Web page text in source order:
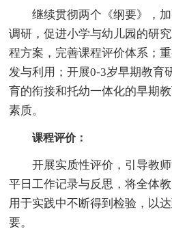
继续贯彻两个《纲要》，加
调研，促进小学与幼儿园的研
程方案，完善课程评价体系；
发与利用；开展0-3岁早期教育
育的衔接和托幼一体化的早期
素质。
课程评价：
开展实质性评价，引导教师
平日工作记录与反思，将全体
用于实践中不断得到检验，以
要。